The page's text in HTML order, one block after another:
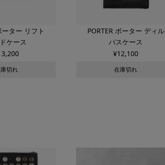
ーター リフト
ケース
切れ
PORTER ポーター ディル
パスケース
¥12,100
在庫切れ